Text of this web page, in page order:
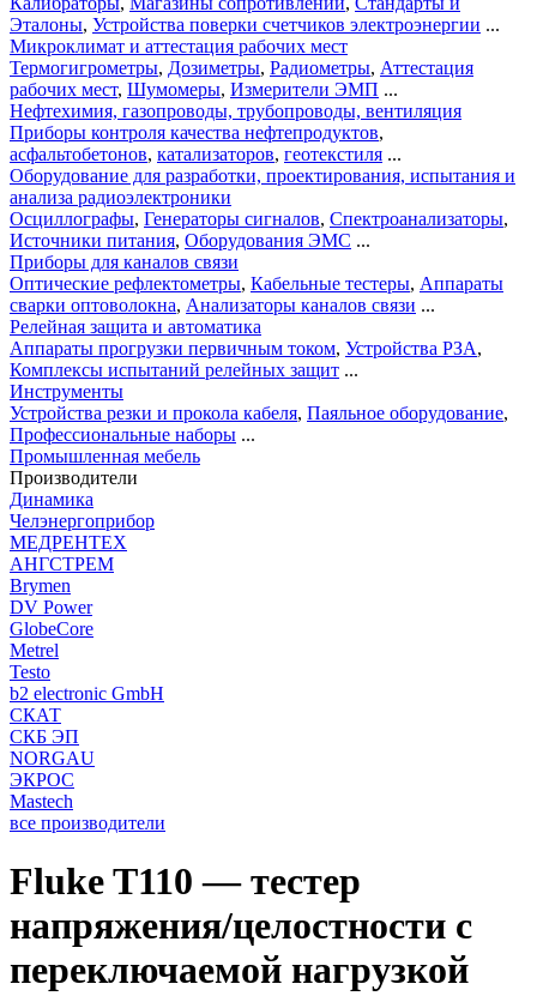
Эталоны, Устройства поверки счетчиков электроэнергии ...
Микроклимат и аттестация рабочих мест
Термогигрометры, Дозиметры, Радиометры, Аттестация
рабочих мест, Шумомеры, Измерители ЭМП ...
Нефтехимия, газопроводы, трубопроводы, вентиляция
Приборы контроля качества нефтепродуктов,
асфальтобетонов, катализаторов, геотекстиля ...
Оборудование для разработки, проектирования, испытания и
анализа радиоэлектроники
Осциллографы, Генераторы сигналов, Спектроанализаторы,
Источники питания, Оборудования ЭМС ...
Приборы для каналов связи
Оптические рефлектометры, Кабельные тестеры, Аппараты
сварки оптоволокна, Анализаторы каналов связи ...
Релейная защита и автоматика
Аппараты прогрузки первичным током, Устройства РЗА,
Комплексы испытаний релейных защит ...
Инструменты
Устройства резки и прокола кабеля, Паяльное оборудование,
Профессиональные наборы ...
Промышленная мебель
Производители
Динамика
Челэнергоприбор
МЕДРЕНТЕХ
АНГСТРЕМ
Brymen
DV Power
GlobeCore
Metrel
Testo
b2 electronic GmbH
СКАТ
СКБ ЭП
NORGAU
ЭКРОС
Mastech
все производители
Fluke T110 — тестер
напряжения/целостности с
переключаемой нагрузкой